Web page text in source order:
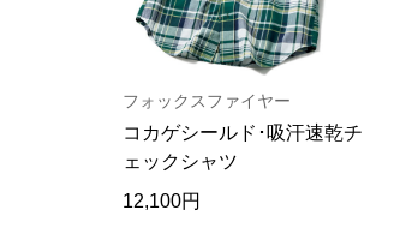
フォックスファイヤー
コカゲシールド･吸汗速乾チ
ェックシャツ
12,100円